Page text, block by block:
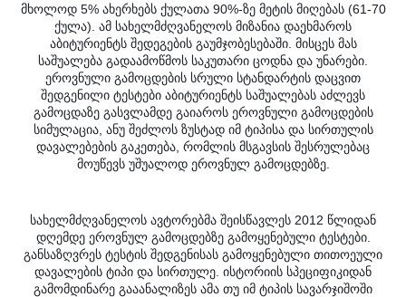
მხოლოდ 5% ახერხებს ქულათა 90%-ზე მეტის მიღებას (61-70
ქულა). ამ სახელმძღვანელოს მიზანია დაეხმაროს
აბიტურიენტს შედეგების გაუმჯობესებაში. მისცეს მას
საშუალება გადაამოწმოს საკუთარი ცოდნა და უნარები.
ეროვნული გამოცდების სრული სტანდარტის დაცვით
შედგენილი ტესტები აბიტურიენტს საშუალებას აძლევს
გამოცდაზე გასვლამდე გაიაროს ეროვნული გამოცდების
სიმულაცია, ანუ შეძლოს ზუსტად იმ ტიპისა და სირთულის
დავალებების გაკეთება, რომლის მსგავსის შესრულებაც
მოუწევს უშუალოდ ეროვნულ გამოცდებზე.
სახელმძღვანელოს ავტორებმა შეისწავლეს 2012 წლიდან
დღემდე ეროვნულ გამოცდებზე გამოყენებული ტესტები.
განსაზღვრეს ტესტის შედგენისას გამოყენებული თითოეული
დავალების ტიპი და სირთულე. ისტორიის სპეციფიკიდან
გამომდინარე გააანალიზეს ამა თუ იმ ტიპის სავარჯიშოში